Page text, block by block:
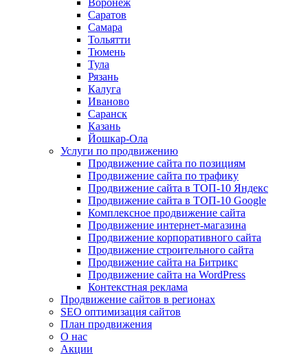
Воронеж
Саратов
Самара
Тольятти
Тюмень
Тула
Рязань
Калуга
Иваново
Саранск
Казань
Йошкар-Ола
Услуги по продвижению
Продвижение сайта по позициям
Продвижение сайта по трафику
Продвижение сайта в ТОП-10 Яндекс
Продвижение сайта в ТОП-10 Google
Комплексное продвижение сайта
Продвижение интернет-магазина
Продвижение корпоративного сайта
Продвижение строительного сайта
Продвижение сайта на Битрикс
Продвижение сайта на WordPress
Контекстная реклама
Продвижение сайтов в регионах
SEO оптимизация сайтов
План продвижения
О нас
Акции